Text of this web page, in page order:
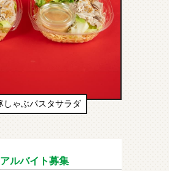
生ドーナツ（わたあめ味風）
アルバイト募集